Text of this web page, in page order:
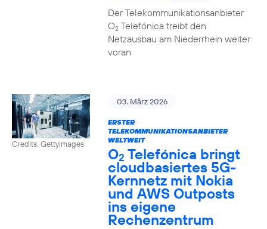
Der Telekommunikationsanbieter
O2Telefónica treibt den
Netzausbau am Niederrhein weiter
voran
Credits: Gettyimages
03. März 2026
ERSTER
TELEKOMMUNIKATIONSANBIETER
WELTWEIT
O2 Telefónica bringt
cloudbasiertes 5G-
Kernnetz mit Nokia
und AWS Outposts
ins eigene
Rechenzentrum